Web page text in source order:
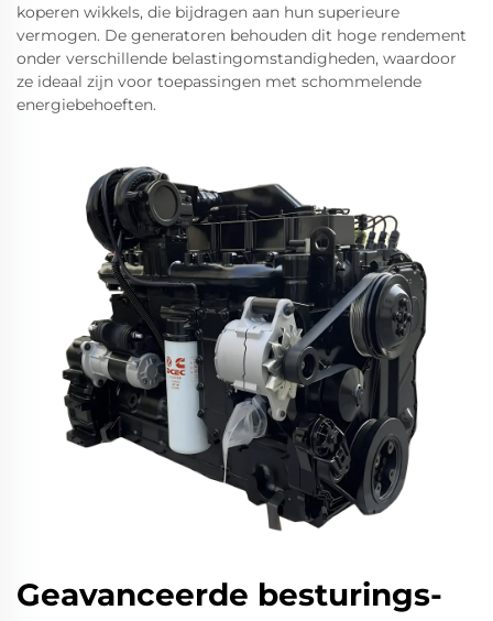
koperen wikkels, die bijdragen aan hun superieure
vermogen. De generatoren behouden dit hoge rendement
onder verschillende belastingomstandigheden, waardoor
ze ideaal zijn voor toepassingen met schommelende
energiebehoeften.
Geavanceerde besturings-